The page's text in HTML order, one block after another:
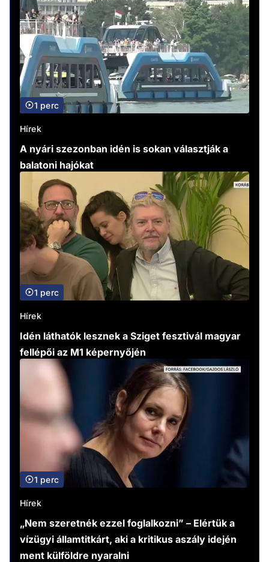
1 perc
Hírek
A nyári szezonban idén is sokan választják a
balatoni hajókat
1 perc
Hírek
Idén láthatók lesznek a Sziget fesztivál magyar
fellépői az M1 képernyőjén
1 perc
Hírek
„Nem szeretnék ezzel foglalkozni” – Elértük a
vízügyi államtitkárt, aki a kritikus aszály idején
ment külföldre nyaralni